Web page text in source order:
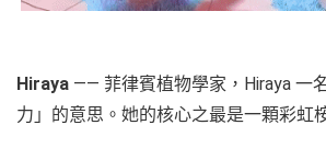
Hiraya —— 菲律賓植物學家，Hiraya 一
力」的意思。她的核心之最是一顆彩虹